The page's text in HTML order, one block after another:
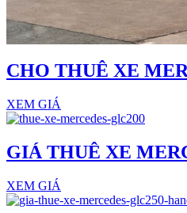
CHO THUÊ XE
XEM GIÁ
GIÁ THUÊ XE
XEM GIÁ